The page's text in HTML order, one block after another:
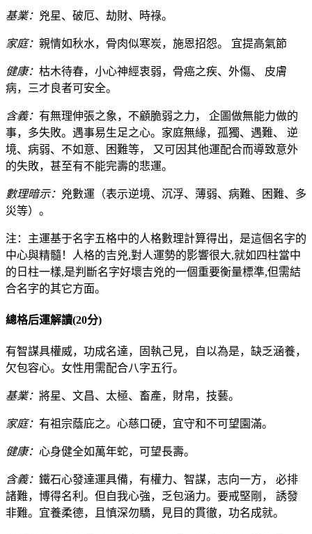
基業： 兇星、破厄、劫財、時祿。
家庭： 親情如秋水，骨肉似寒炭，施恩招怨。 宜提高氣節
健康： 枯木待春，小心神經衷弱，骨癌之疾、外傷、 皮膚
病，三才良者可安全。
含義： 有無理伸張之象，不顧脆弱之力， 企圖做無能力做的
事，多失敗。遇事易生足之心。家庭無緣，孤獨、遇難、 逆
境、病弱、不如意、困難等， 又可因其他運配合而導致意外
的失敗，甚至有不能完壽的悲運。
數理暗示： 兇數運（表示逆境、沉浮、薄弱、病難、困難、多
災等）。
注：主運基于名字五格中的人格數理計算得出，是這個名字的
中心與精髓！人格的吉兇,對人運勢的影響很大,就如四柱當中
的日柱一樣,是判斷名字好壞吉兇的一個重要衡量標準,但需結
合名字的其它方面。
總格后運解讀(20分)
有智謀具權威，功成名達，固執己見，自以為是，缺乏涵養，
欠包容心。女性用需配合八字五行。
基業： 將星、文昌、太極、畜產，財帛，技藝。
家庭： 有祖宗蔭庇之。心慈口硬，宜守和不可望園滿。
健康： 心身健全如萬年蛇，可望長壽。
含義： 鐵石心發達運具備，有權力、智謀，志向一方， 必排
諸難，博得名利。但自我心強，乏包涵力。要戒堅剛， 誘發
非難。宜養柔德，且慎深勿驕，見目的貫徹，功名成就。